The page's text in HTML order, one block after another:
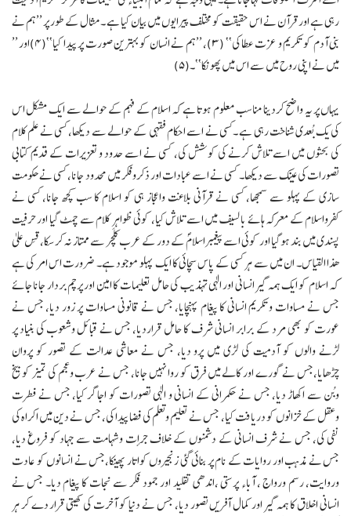
رہی ہے اور قرآن نے اس حقیقت کو مختلف پیرایوں میں بیان کیا ہے ۔ مثال کے طور پر ’’ہم نے
بنی آدم کوتکریم و عزت عطا کی‘‘ (۳)، ’’ہم نے انسان کو بہترین صورت پر پیدا کیا‘‘(۴)اور ’’
میں نے اپنی روح میں سے اس میں پھونکا‘‘۔(۵)
یہاں پر یہ واضح کردینا مناسب معلوم ہوتا ہے کہ اسلام کے فہم کے حوالے سے ایک مشکل اس
کی یک بُعدی شناخت رہی ہے ۔کسی نے اسے احکام فقہی کے حوالے سے دیکھا، کسی نے علم کلام
کی بحثوں میں اسے تلاش کرنے کی کوشش کی، کسی نے اسے حدود و تعزیرات کے قدیم کتابی
تصورات کی عینک سے دیکھا۔ کسی نے اسے عبادات اور ذکروفکر میں محدود جانا، کسی نے حکومت
سازی کے پہلو سے سمجھا، کسی نے قرآنی بلاغت واعجاز ہی کو اسلام کا سب کچھ جانا، کسی نے
کفرواسلام کے معرکہ ہائے با لسیف میں اسے تلاش کیا، کوئی ظواہرِ کلام سے چمٹ گیا اور حرفیت
پسندی میں بند ہوگیا اور کوئی اسے پیغمبراسلامؐ کے دور کے عرب کلچر سے ممتاز نہ کر سکا، قِس علیٰ
ھذا القیاس۔ ان میں سے ہر کسی کے پاس سچائی کا ایک پہلو موجود ہے۔ ضرورت اس امر کی ہے
کہ اسلام کو ایک ہمہ گیر انسانی اور الٰہی تہذیب کی حامل تعلیمات کا امین اور پرچم بردار جانا جائے
جس نے مساوات وتکریم انسانی کا پیغام پہنچایا، جس نے قانونی مساوات پر زور دیا، جس نے
عورت کو بھی مرد کے برابر انسانی شرف کا حامل قراردیا، جس نے قبائل وشعوب کی بنیاد پر
لڑنے والوں کو آدمیت کی لڑی میں پرو دیا، جس نے معاشی عدالت کے تصور کو پروان
چڑھایا،جس نے گورے اور کالے میں فرق کو روا نہیں جانا، جس نے عرب وعجم کی تمیز کو بیخ
وبُن سے اکھاڑ دیا، جس نے حکمرانی کے انسانی و الٰہی تصورات کو اجاگر کیا، جس نے فطرت
وعقل کے خزانوں کو دریافت کیا، جس نے تعلیم وتعلم کی فضا پیدا کی، جس نے دین میں اکرا ہ کی
نفی کی، جس نے شرف انسانی کے دشمنوں کے خلاف جرأت وشہامت سے جہاد کو فروغ دیا،
جس نے مذہب اور روایات کے نام پر بنائی گئی زنجیروں کواتار پھینکا،جس نے انسانوں کو عادت
وروایت، رسم ورواج ، آباء پرستی ،اندھی تقلید اور جمود فکر سے نجات کا پیغام دیا۔ جس نے
انسانی اخلاق کا ہمہ گیر اور کمال آفریں تصور دیا، جس نے دنیا کو آخرت کی کھیتی قرار دے کر ہر